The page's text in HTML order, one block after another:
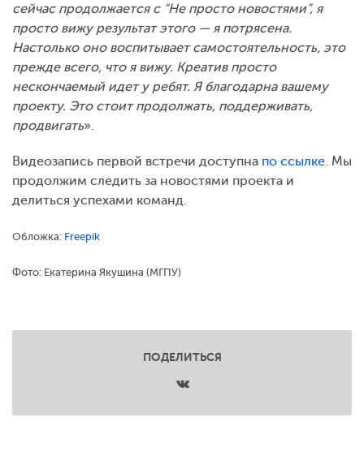
сейчас продолжается с “Не просто новостями”, я
просто вижу результат этого — я потрясена.
Настолько оно воспитывает самостоятельность, это
прежде всего, что я вижу. Креатив просто
нескончаемый идет у ребят. Я благодарна вашему
проекту. Это стоит продолжать, поддерживать,
продвигать».
Видеозапись первой встречи доступна по ссылке. Мы
продолжим следить за новостями проекта и
делиться успехами команд.
Обложка: Freepik
Фото: Екатерина Якушина (МГПУ)
ПОДЕЛИТЬСЯ